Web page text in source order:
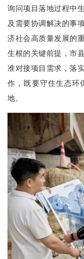
询问项目落地过程中
及需要协调解决的事
济社会高质量发展的
生根的关键前提，市
准对接项目需求，落
作，既要守住生态环
地。